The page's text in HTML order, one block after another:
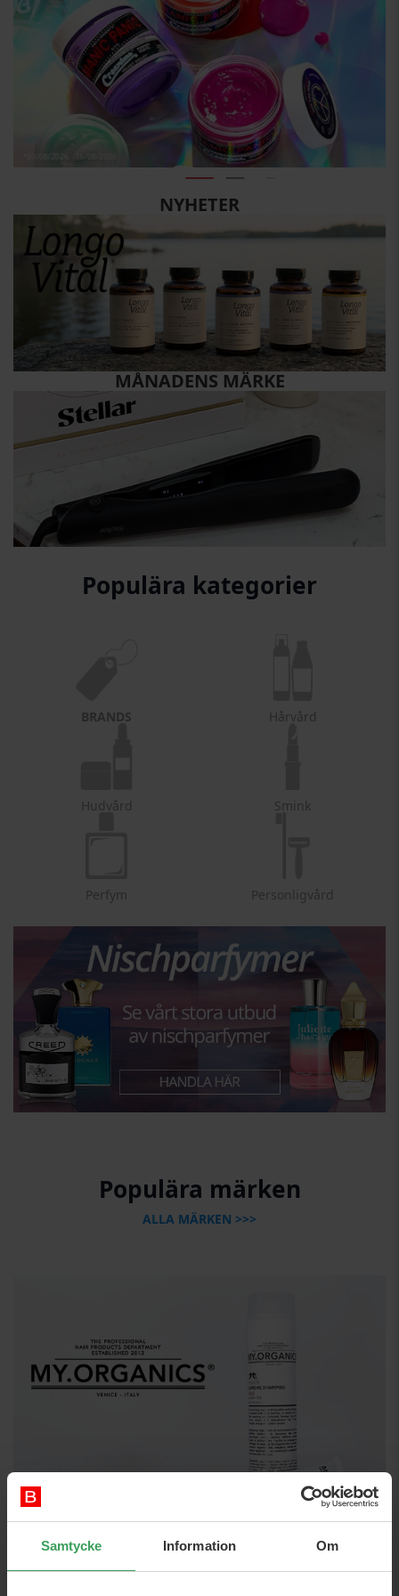
Samtycke Information Om
NYHETER
MÅNADENS MÄRKE
Populära kategorier
BRANDS Hårvård
Hudvård Smink
Perfym Personligvård
Populära märken
ALLA MÄRKEN >>>